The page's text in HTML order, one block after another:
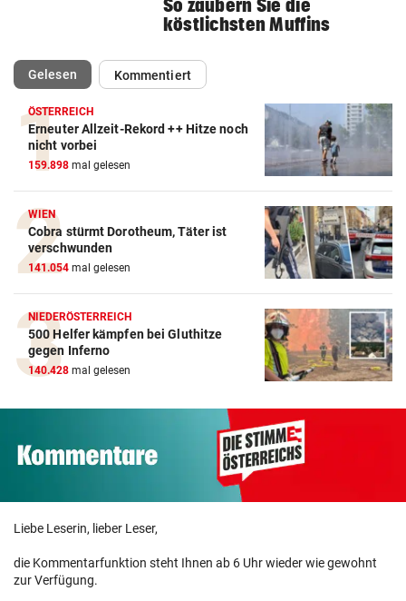
So zaubern Sie die
köstlichsten Muffins
Gelesen(ausgewählt)Kommentiert
ÖSTERREICH
Erneuter Allzeit-Rekord ++ Hitze noch
nicht vorbei
159.898 mal gelesen
WIEN
Cobra stürmt Dorotheum, Täter ist
verschwunden
141.054 mal gelesen
NIEDERÖSTERREICH
500 Helfer kämpfen bei Gluthitze
gegen Inferno
140.428 mal gelesen
Liebe Leserin, lieber Leser,
die Kommentarfunktion steht Ihnen ab 6 Uhr wieder wie gewohnt
zur Verfügung.